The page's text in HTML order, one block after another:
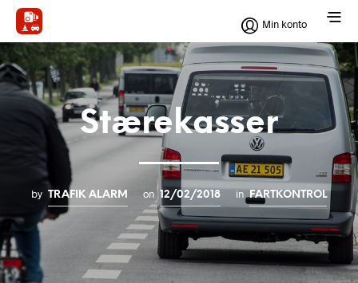
Min konto
Stærekasser
by TRAFIK ALARM on 12/02/2018 in FARTKONTROL